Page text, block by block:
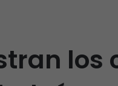
los